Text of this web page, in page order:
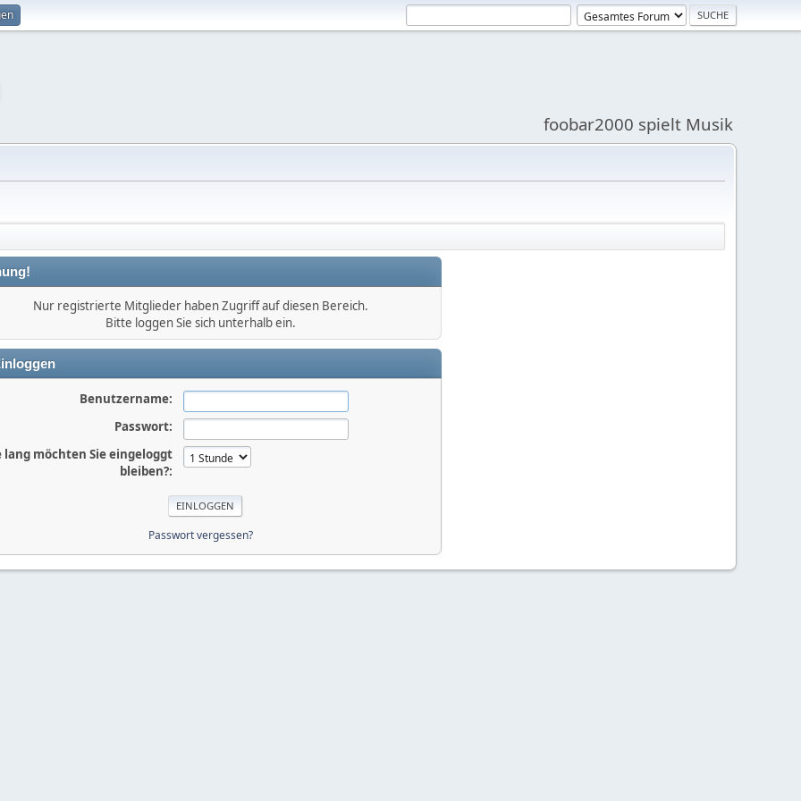
foobar2000 spielt Musik
Nur registrierte Mitglieder haben Zugriff auf diesen Bereich.
Bitte loggen Sie sich unterhalb ein.
Benutzername:
Passwort:
lang möchten Sie eingeloggt
bleiben?:
Passwort vergessen?